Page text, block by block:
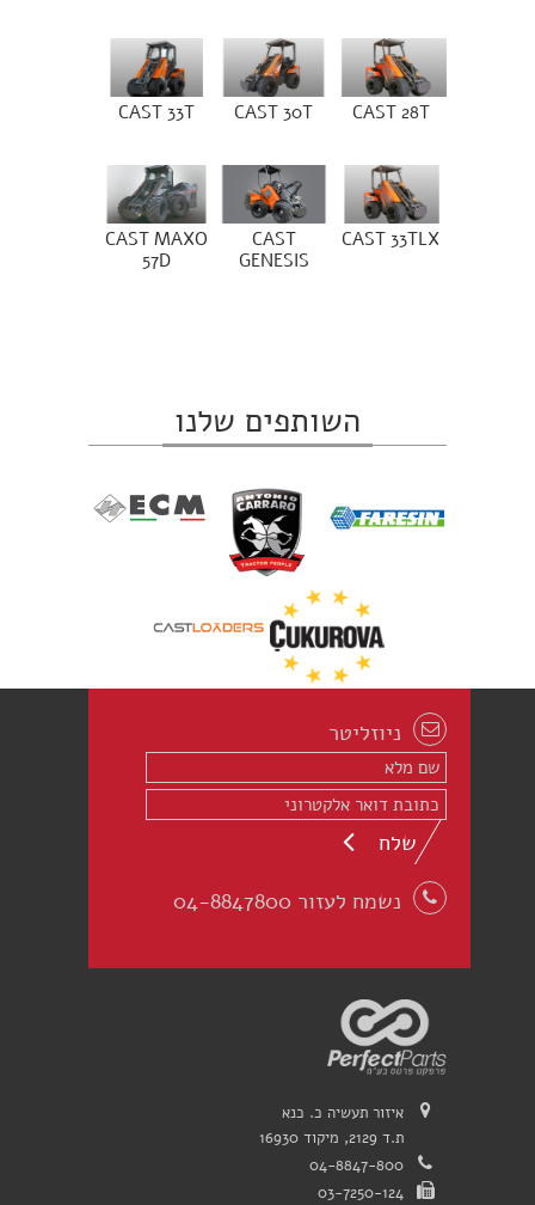
CAST 28T
CAST 30T
CAST 33T
CAST 33TLX
CAST
GENESIS
CAST MAXO
57D
השותפים שלנו
ניוזליטר
שלח
נשמח לעזור 04-8847800
איזור תעשיה כ. כנא
ת.ד 2129, מיקוד 16930
04-8847-800
03-7250-124